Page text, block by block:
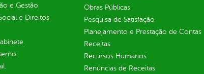
e Gestão.
e Direitos
Obras Públicas
Pesquisa de Satisfação
Planejamento e Prestação de Contas
Receitas
Recursos Humanos
Renúncias de Receitas